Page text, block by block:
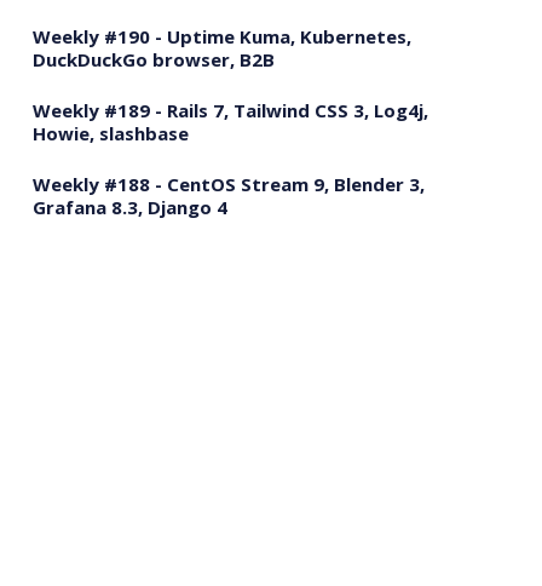
Weekly #190 - Uptime Kuma, Kubernetes,
DuckDuckGo browser, B2B
Weekly #189 - Rails 7, Tailwind CSS 3, Log4j,
Howie, slashbase
Weekly #188 - CentOS Stream 9, Blender 3,
Grafana 8.3, Django 4